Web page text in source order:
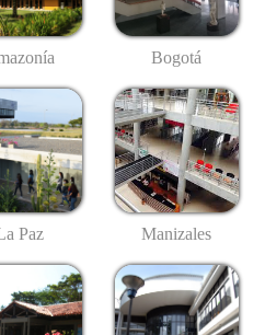
Bogotá
Paz Manizales